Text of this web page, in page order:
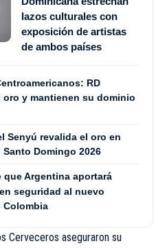
lazos culturales con
exposición de artistas
de ambos países
RD
y mantienen su dominio
Senyú revalida el oro en
Domingo 2026
que Argentina aportará
seguridad al nuevo
Colombia
Cerveceros aseguraron su